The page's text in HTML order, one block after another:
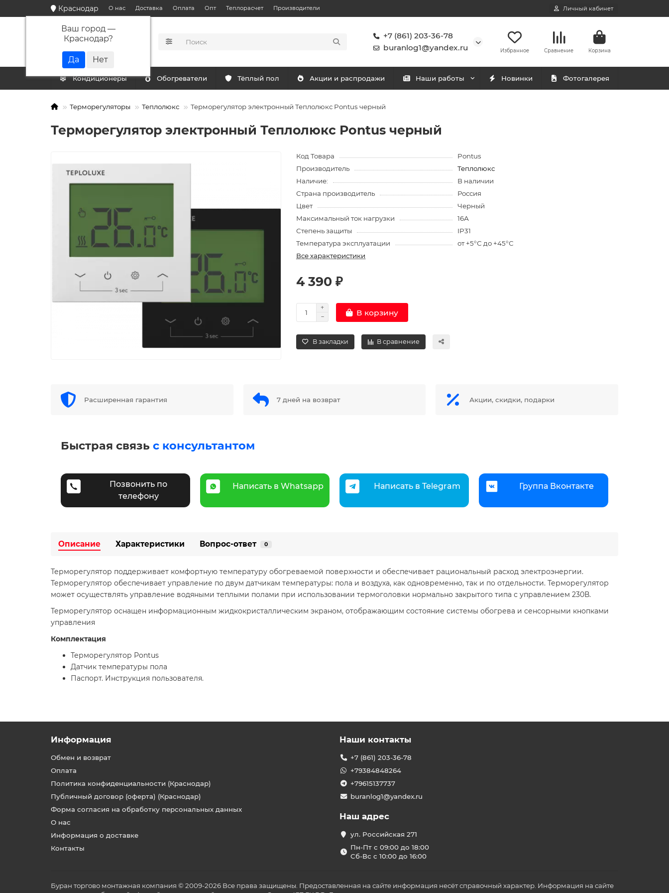
Краснодар
Ваш город —
Краснодар?
О нас Доставка Оплата Опт Теплорасчет Производители Личный кабинет
КАТАЛОГ
+7 (861) 203-36-78
buranlog1@yandex.ru
Избранное Сравнение Корзина
Кондиционеры Обогреватели Тёплый пол Акции и распродажи Наши работы Новинки Фотогалерея
Терморегуляторы Теплолюкс Терморегулятор электронный Теплолюкс Pontus черный
Терморегулятор электронный Теплолюкс Pontus черный
Код Товара
Pontus
Производитель
Теплолюкс
Наличие:
В наличии
Страна производитель
Россия
Цвет
Черный
Максимальный ток нагрузки
16А
Степень защиты
IP31
Температура эксплуатации
от +5°С до +45°С
Все характеристики
4 390 ₽
В корзину
В закладки В сравнение
Расширенная гарантия 7 дней на возврат Акции, скидки, подарки
Быстрая связь с консультантом
Позвонить по
телефону
Написать в Whatsapp Написать в Telegram Группа Вконтакте
Описание Характеристики Вопрос-ответ 0
Терморегулятор поддерживает комфортную температуру обогреваемой поверхности и обеспечивает рациональный расход электроэнергии.
Терморегулятор обеспечивает управление по двум датчикам температуры: пола и воздуха, как одновременно, так и по отдельности. Терморегулятор
может осуществлять управление водяными теплыми полами при использовании термоголовки нормально закрытого типа с управлением 230В.
Терморегулятор оснащен информационным жидкокристаллическим экраном, отображающим состояние системы обогрева и сенсорными кнопками
управления
Комплектация
Терморегулятор Pontus
Датчик температуры пола
Паспорт. Инструкция пользователя.
Информация
Обмен и возврат
Оплата
Политика конфиденциальности (Краснодар)
Публичный договор (оферта) (Краснодар)
Форма согласия на обработку персональных данных
О нас
Информация о доставке
Контакты
Наши контакты
+7 (861) 203-36-78
+79384848264
+79615137737
buranlog1@yandex.ru
Наш адрес
ул. Российская 271
Пн-Пт с 09:00 до 18:00
Сб-Вс с 10:00 до 16:00
Буран торгово монтажная компания © 2009-2026 Все права защищены. Предоставленная на сайте информация несёт справочный характер. Информация на сайте